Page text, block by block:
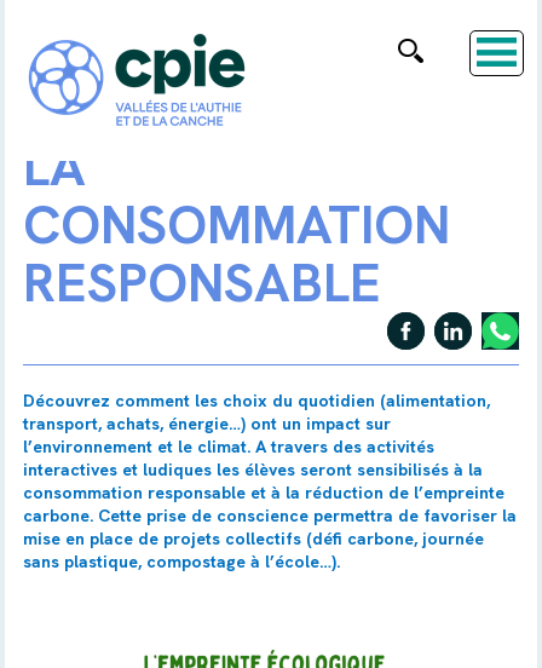
LA
CONSOMMATION
RESPONSABLE
Découvrez comment les choix du quotidien (alimentation,
transport, achats, énergie…) ont un impact sur
l’environnement et le climat. A travers des activités
interactives et ludiques les élèves seront sensibilisés à la
consommation responsable et à la réduction de l’empreinte
carbone. Cette prise de conscience permettra de favoriser la
mise en place de projets collectifs (défi carbone, journée
sans plastique, compostage à l’école…).